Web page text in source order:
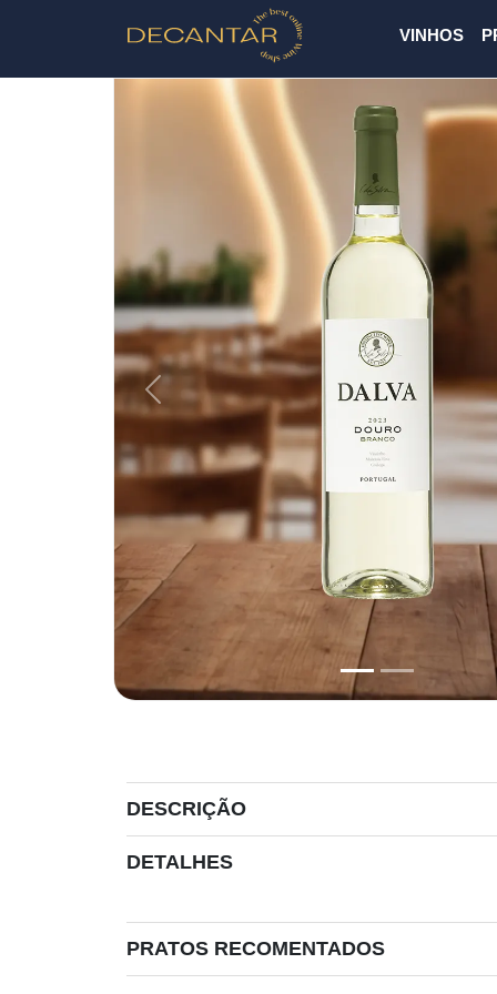
VINHOS
Previous
DESCRIÇÃO
DETALHES
PRATOS RECOMENTADOS